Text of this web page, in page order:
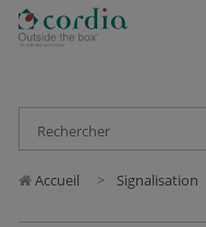
Accueil Signalisation